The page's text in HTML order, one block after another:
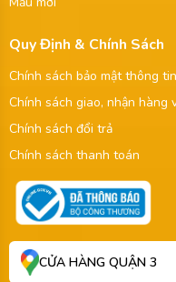
Quy Định & Chính Sách
Chính sách bảo mật thông tin
Chính sách giao, nhận hàng
Chính sách đổi trả
Chính sách thanh toán
CỬA HÀNG QUẬN 3